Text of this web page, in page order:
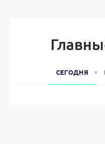
СЕГОДНЯ